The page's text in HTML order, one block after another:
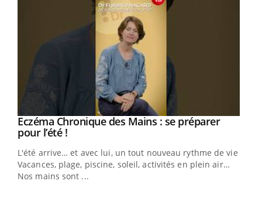
Youtube
Eczéma Chronique des Mains : se préparer
pour l’été !Youtube
L'été arrive… et avec lui, un tout nouveau rythme de vie !
Vacances, plage, piscine, soleil, activités en plein air…
Nos mains sont ...